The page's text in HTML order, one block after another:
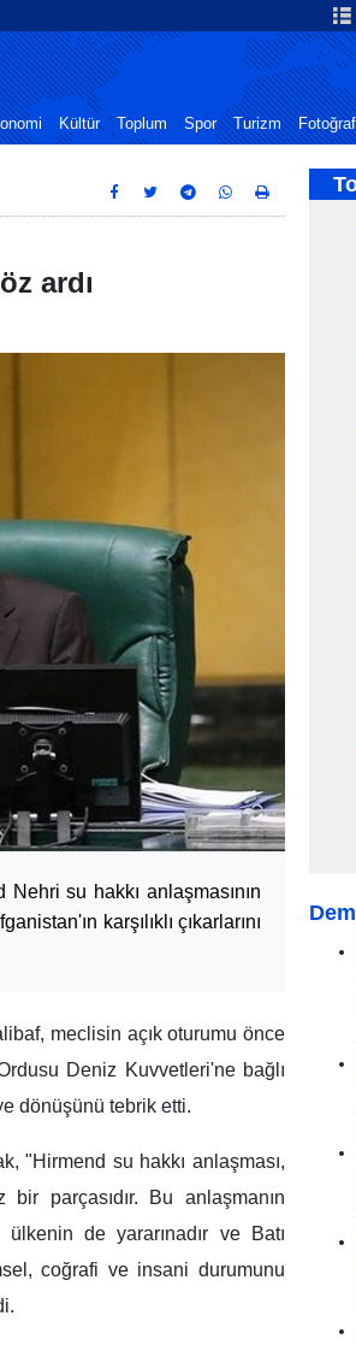
Kültür Toplum Spor Turizm Fotoğraf
ardı
su hakkı anlaşmasının
karşılıklı çıkarlarını
meclisin açık oturumu önce
Deniz Kuvvetleri'ne bağlı
dönüşünü tebrik etti.
"Hirmend su hakkı anlaşması,
parçasıdır. Bu anlaşmanın
de yararınadır ve Batı
coğrafi ve insani durumunu